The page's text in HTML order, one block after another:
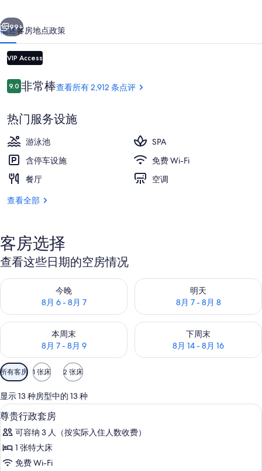
尼
酒
店
的
片
库
住宿正面 - 傍晚/夜晚
个 下一个
99+
概述客房地点政策
VIP Access
点
评
9.09.0/10
非常棒查看所有 2,912 条点评
热门服务设施
游泳池
SPA
含停车设施
免费 Wi-Fi
餐厅
空调
查看全部
客房选择
查看这些日期的空房情况
今晚
8月 6 - 8月 7
查看今晚的空房情况：8月 6 - 8月 7
明天
8月 7 - 8月 8
查看明天的空房情况：8月 7 -
本周末
8月 7 - 8月 9
查看本周末的空房情况：8月 7 - 8月 9
下周末
8月 14 - 8月 16
查看下周末的空房情况：8月
可
用
的
客
房
筛
选
条
所有客房 1 张床 2 张床
显示 13 种房型中的 13 种
显
示
尊
贵
迷你吧、客房内保险箱、办公桌、笔
7
尊贵行政套房
可容纳 3 人（按实际入住人数收费）
1 张特大床
免费 Wi-Fi